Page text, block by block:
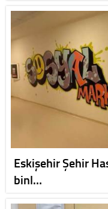
Eskişehir Şehir
binl…